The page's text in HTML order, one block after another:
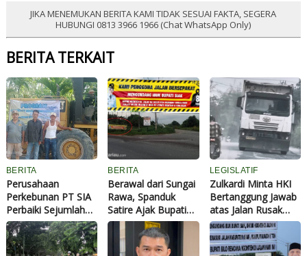
JIKA MENEMUKAN BERITA KAMI TIDAK SESUAI FAKTA, SEGERA
HUBUNGI 0813 3966 1966 (Chat WhatsApp Only)
BERITA TERKAIT
BERITA
Perusahaan
Perkebunan PT SIA
Perbaiki Sejumlah
Ruas Jalan di Rohil
Melalui Dana CSR
BERITA
Berawal dari Sungai
Rawa, Spanduk
Satire Ajak Bupati
Siak Ngonten di
Jalan Rusak Kembali
Bermunculan
LEGISLATIF
Zulkardi Minta HKI
Bertanggung Jawab
atas Jalan Rusak
dan Rumah Warga
Retak Akibat Proyek
Tol